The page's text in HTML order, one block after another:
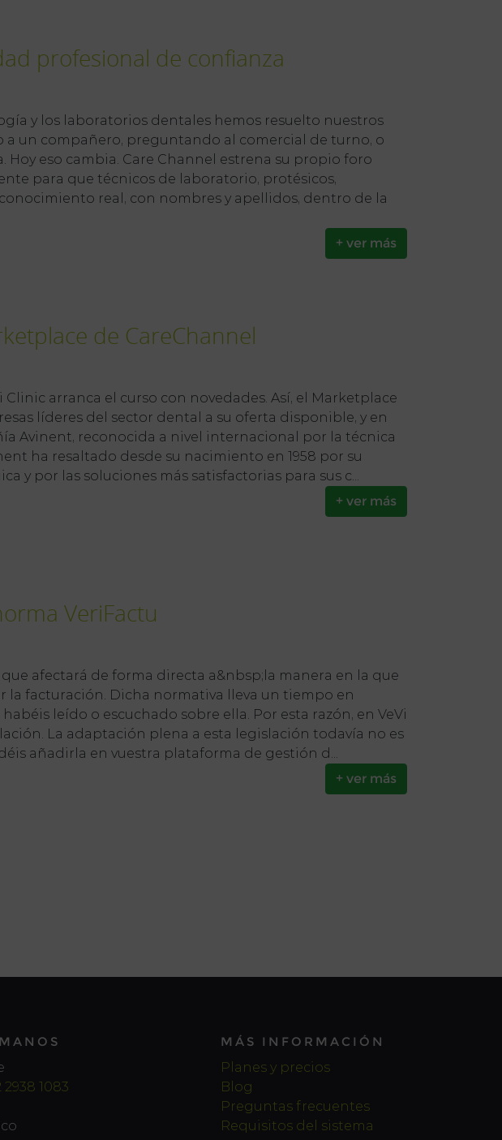
profesional de confianza
y los laboratorios dentales hemos resuelto nuestros
un compañero, preguntando al comercial de turno, o
eso cambia. Care Channel estrena su propio foro
para que técnicos de laboratorio, protésicos,
real, con nombres y apellidos, dentro de la
+ ver más
de CareChannel
arranca el curso con novedades. Así, el Marketplace
líderes del sector dental a su oferta disponible, y en
Avinent, reconocida a nivel internacional por la técnica
ha resaltado desde su nacimiento en 1958 por su
y por las soluciones más satisfactorias para sus c...
+ ver más
VeriFactu
afectará de forma directa a&nbsp;la manera en la que
la facturación. Dicha normativa lleva un tiempo en
leído o escuchado sobre ella. Por esta razón, en VeVi
La adaptación plena a esta legislación todavía no es
añadirla en vuestra plataforma de gestión d...
+ ver más
2938 1083
MÁS INFORMACIÓN
Planes y precios
Blog
Preguntas frecuentes
Requisitos del sistema